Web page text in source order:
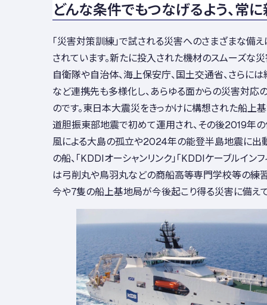
どんな条件でもつなげるよう、常
「災害対策訓練」で試される災害へのさまざまな備
されています。新たに投入された機材のスムーズな
自衛隊や自治体、海上保安庁、国土交通省、さらに
など連携先も多様化し、あらゆる面からの災害対応
のです。東日本大震災をきっかけに構想された船上
道胆振東部地震で初めて運用され、その後2019年
風による大島の孤立や2024年の能登半島地震に出
の船、「KDDIオーシャンリンク」「KDDIケーブルイン
は弓削丸や鳥羽丸などの商船高等専門学校等の練
今や7隻の船上基地局が今後起こり得る災害に備え